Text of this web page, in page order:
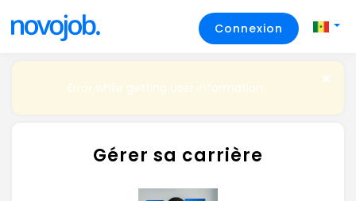
Connexion
Error while getting user information
Gérer sa carrière